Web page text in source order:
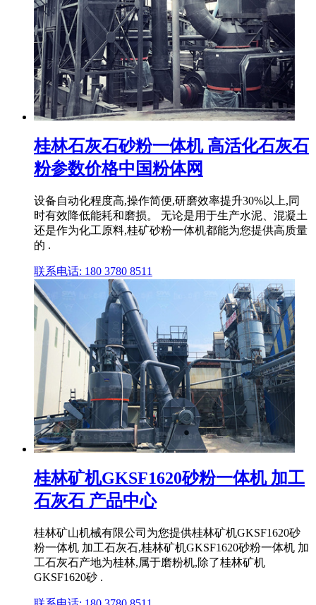
桂林石灰石砂粉一体机 高活化石灰石
粉参数价格中国粉体网
设备自动化程度高,操作简便,研磨效率提升30%以上,同
时有效降低能耗和磨损。 无论是用于生产水泥、混凝土
还是作为化工原料,桂矿砂粉一体机都能为您提供高质量
的 .
联系电话: 180 3780 8511
桂林矿机GKSF1620砂粉一体机 加工
石灰石 产品中心
桂林矿山机械有限公司为您提供桂林矿机GKSF1620砂
粉一体机 加工石灰石,桂林矿机GKSF1620砂粉一体机 加
工石灰石产地为桂林,属于磨粉机,除了桂林矿机
GKSF1620砂 .